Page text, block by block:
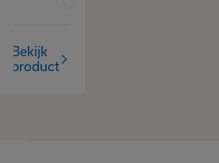
Bekijk
product